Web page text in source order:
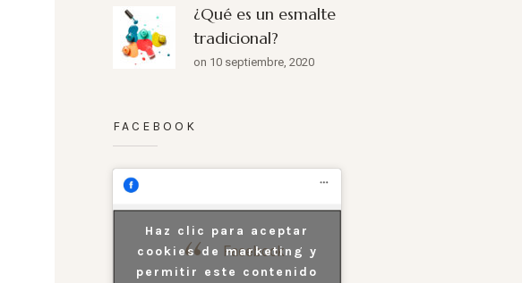
¿Qué es un esmalte
tradicional?
on 10 septiembre, 2020
FACEBOOK
Facebook
Haz clic para aceptar
cookies de marketing y
permitir este contenido